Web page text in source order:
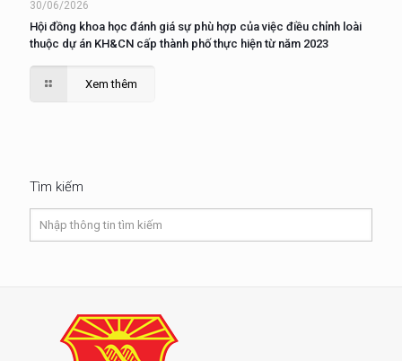
30/06/2026
Hội đồng khoa học đánh giá sự phù hợp của việc điều chỉnh loài
thuộc dự án KH&CN cấp thành phố thực hiện từ năm 2023
Xem thêm
Tìm kiếm